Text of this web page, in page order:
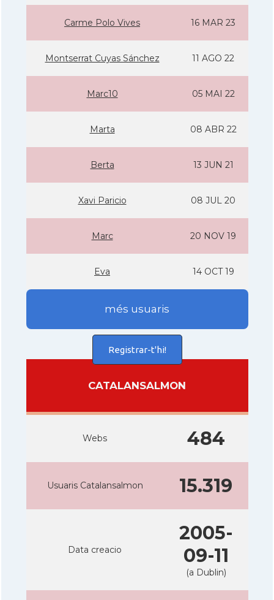
Carme Polo Vives 16 MAR 23
Montserrat Cuyas Sánchez 11 AGO 22
Marc10 05 MAI 22
Marta 08 ABR 22
Berta 13 JUN 21
Xavi Paricio 08 JUL 20
Marc 20 NOV 19
Eva 14 OCT 19
més usuaris
Registrar-t'hi!
CATALANSALMON
Webs 484
Usuaris Catalansalmon 15.319
Data creacio
2005-
09-11
(a Dublin)